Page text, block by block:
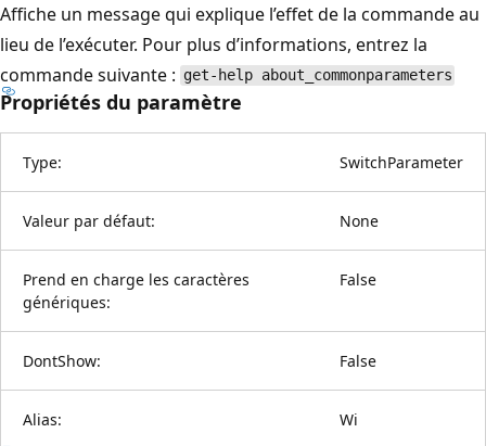
Affiche un message qui explique l’effet de la commande au
lieu de l’exécuter. Pour plus d’informations, entrez la
commande suivante : get-help about_commonparameters
Propriétés du paramètre
Type: SwitchParameter
Valeur par défaut: None
Prend en charge les caractères
génériques:
False
DontShow: False
Alias: Wi